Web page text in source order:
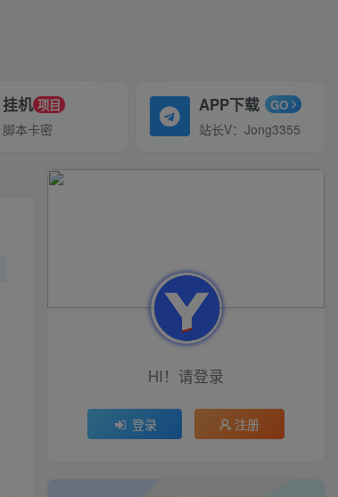
挂机 项目
脚本卡密
APP下载 GO
站长V：Jong3355
HI！请登录
登录 注册